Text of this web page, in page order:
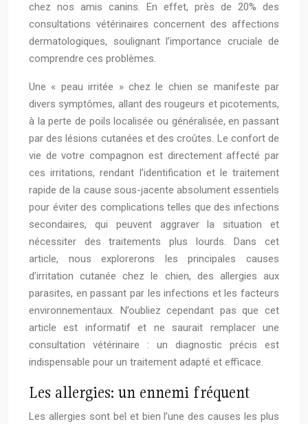
chez nos amis canins. En effet, près de 20% des
consultations vétérinaires concernent des affections
dermatologiques, soulignant l’importance cruciale de
comprendre ces problèmes.
Une « peau irritée » chez le chien se manifeste par
divers symptômes, allant des rougeurs et picotements,
à la perte de poils localisée ou généralisée, en passant
par des lésions cutanées et des croûtes. Le confort de
vie de votre compagnon est directement affecté par
ces irritations, rendant l’identification et le traitement
rapide de la cause sous-jacente absolument essentiels
pour éviter des complications telles que des infections
secondaires, qui peuvent aggraver la situation et
nécessiter des traitements plus lourds. Dans cet
article, nous explorerons les principales causes
d’irritation cutanée chez le chien, des allergies aux
parasites, en passant par les infections et les facteurs
environnementaux. N’oubliez cependant pas que cet
article est informatif et ne saurait remplacer une
consultation vétérinaire : un diagnostic précis est
indispensable pour un traitement adapté et efficace.
Les allergies: un ennemi fréquent
Les allergies sont bel et bien l’une des causes les plus